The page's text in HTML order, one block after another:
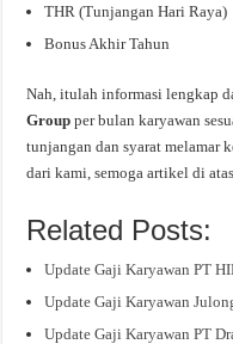
THR (Tunjangan Hari Raya)
Bonus Akhir Tahun
Nah, itulah informasi lengkap
Groupper bulan karyawan
tunjangan dan syarat melamar
dari kami, semoga artikel di
Related Posts:
Update Gaji Karyawan PT
Update Gaji Karyawan
Update Gaji Karyawan PT